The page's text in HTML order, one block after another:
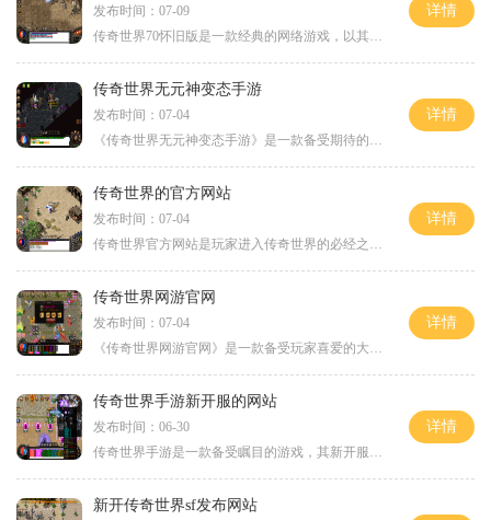
发布时间：07-09
传奇世界70怀旧版是一款经典的网络游戏，以其丰富多样的玩法和激烈刺激的战斗方式吸引着无数玩家。本文将为大家详细介绍这款游戏的具体玩法，让大家对传奇世界70怀旧版有更全面
详情
传奇世界无元神变态手游
发布时间：07-04
《传奇世界无元神变态手游》是一款备受期待的中文手游，以传奇题材为背景，游戏拥有丰富的玩法和精美的画面设计。无论是老玩家还是新玩家，都能享受到超凡的游戏体验。游戏的
详情
传奇世界的官方网站
发布时间：07-04
传奇世界官方网站是玩家进入传奇世界的必经之地。作为一个中国最受欢迎的多人在线角色扮演游戏，传奇世界拥有数百万的忠实玩家群体。他们每天都在这个充满神奇和挑战的虚拟世
详情
传奇世界网游官网
发布时间：07-04
《传奇世界网游官网》是一款备受玩家喜爱的大型多人在线角色扮演游戏。游戏以其丰富多样的玩法和精美的游戏画面，吸引了大批玩家的热爱与关注。本文将为大家详细介绍《传奇世
详情
传奇世界手游新开服的网站
发布时间：06-30
传奇世界手游是一款备受瞩目的游戏，其新开服的网站将给喜爱这款游戏的玩家们带来无尽的刺激与乐趣。作为一款经典的MMORPG游戏，传奇世界手游在手机上完美还原了游戏的传奇世界
详情
新开传奇世界sf发布网站